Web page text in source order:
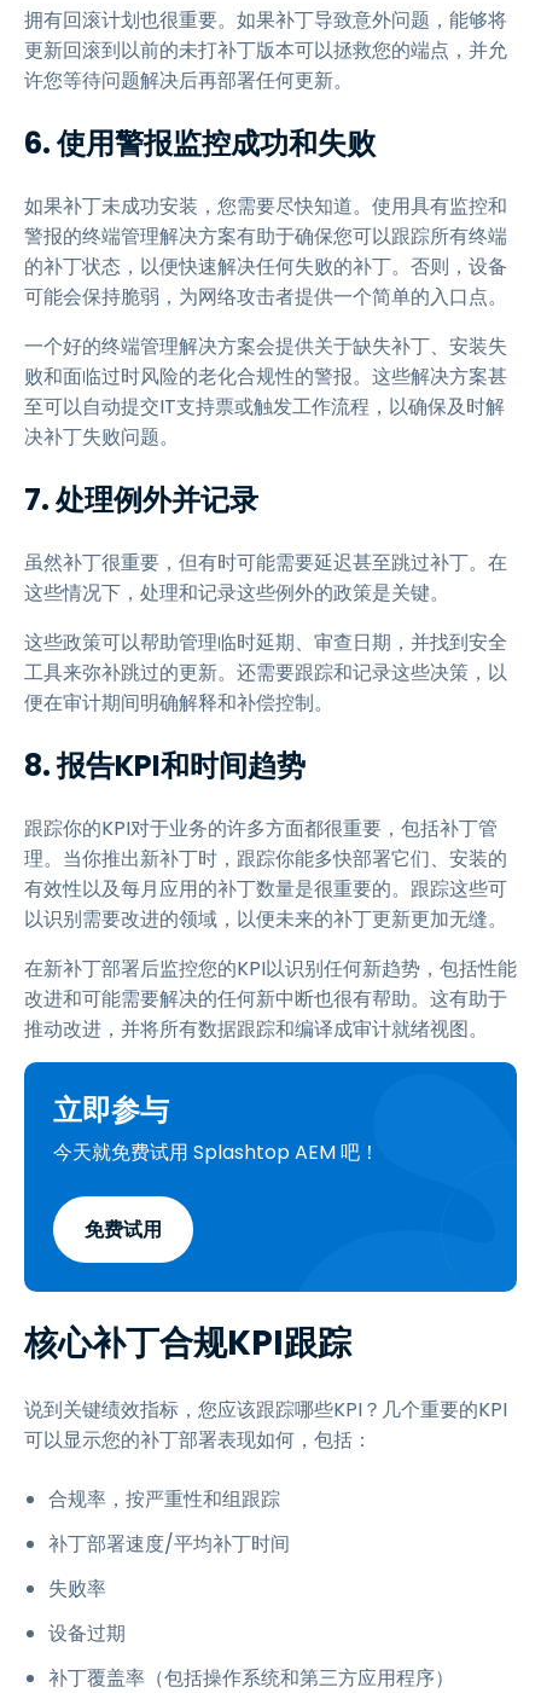
拥有回滚计划也很重要。如果补丁导致意外问题，能够将
更新回滚到以前的未打补丁版本可以拯救您的端点，并允
许您等待问题解决后再部署任何更新。
6. 使用警报监控成功和失败
如果补丁未成功安装，您需要尽快知道。使用具有监控和
警报的终端管理解决方案有助于确保您可以跟踪所有终端
的补丁状态，以便快速解决任何失败的补丁。否则，设备
可能会保持脆弱，为网络攻击者提供一个简单的入口点。
一个好的终端管理解决方案会提供关于缺失补丁、安装失
败和面临过时风险的老化合规性的警报。这些解决方案甚
至可以自动提交IT支持票或触发工作流程，以确保及时解
决补丁失败问题。
7. 处理例外并记录
虽然补丁很重要，但有时可能需要延迟甚至跳过补丁。在
这些情况下，处理和记录这些例外的政策是关键。
这些政策可以帮助管理临时延期、审查日期，并找到安全
工具来弥补跳过的更新。还需要跟踪和记录这些决策，以
便在审计期间明确解释和补偿控制。
8. 报告KPI和时间趋势
跟踪你的KPI对于业务的许多方面都很重要，包括补丁管
理。当你推出新补丁时，跟踪你能多快部署它们、安装的
有效性以及每月应用的补丁数量是很重要的。跟踪这些可
以识别需要改进的领域，以便未来的补丁更新更加无缝。
在新补丁部署后监控您的KPI以识别任何新趋势，包括性能
改进和可能需要解决的任何新中断也很有帮助。这有助于
推动改进，并将所有数据跟踪和编译成审计就绪视图。
立即参与
今天就免费试用 Splashtop AEM 吧！
免费试用
核心补丁合规KPI跟踪
说到关键绩效指标，您应该跟踪哪些KPI？几个重要的KPI
可以显示您的补丁部署表现如何，包括：
合规率，按严重性和组跟踪
补丁部署速度/平均补丁时间
失败率
设备过期
补丁覆盖率（包括操作系统和第三方应用程序）